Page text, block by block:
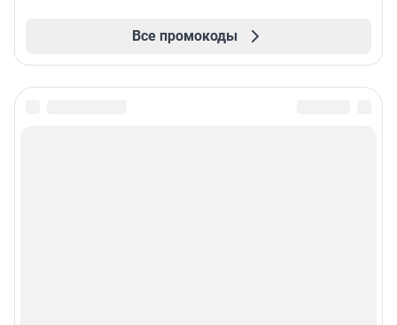
Все промокоды